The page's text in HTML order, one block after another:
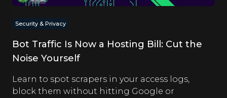
Security & Privacy
Bot Traffic Is Now a Hosting Bill: Cut the
Noise Yourself
Learn to spot scrapers in your access logs,
block them without hitting Google or